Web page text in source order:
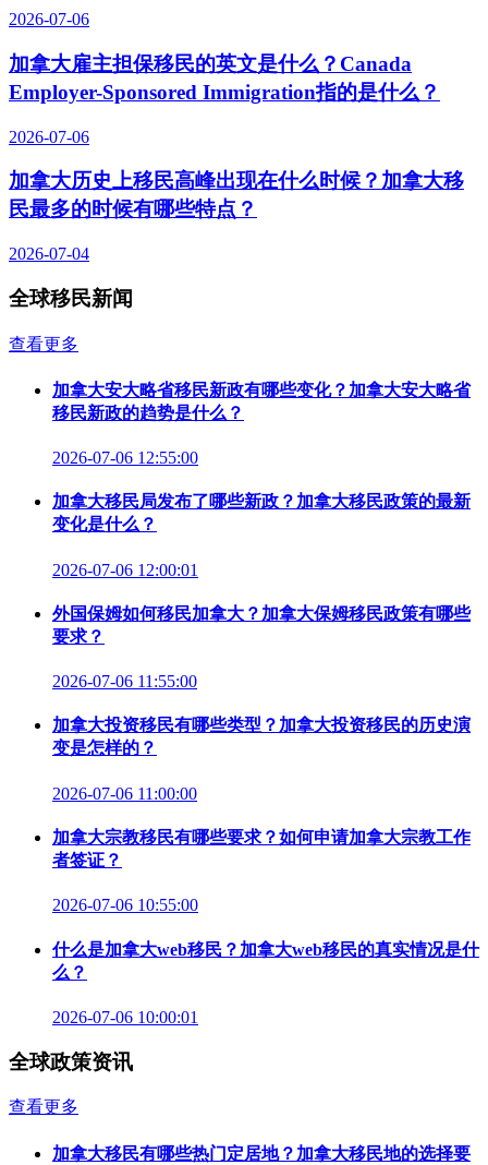
2026-07-06
加拿大雇主担保移民的英文是什么？Canada
Employer-Sponsored Immigration指的是什么？
2026-07-06
加拿大历史上移民高峰出现在什么时候？加拿大移
民最多的时候有哪些特点？
2026-07-04
全球移民新闻
查看更多
加拿大安大略省移民新政有哪些变化？加拿大安大略省
移民新政的趋势是什么？
2026-07-06 12:55:00
加拿大移民局发布了哪些新政？加拿大移民政策的最新
变化是什么？
2026-07-06 12:00:01
外国保姆如何移民加拿大？加拿大保姆移民政策有哪些
要求？
2026-07-06 11:55:00
加拿大投资移民有哪些类型？加拿大投资移民的历史演
变是怎样的？
2026-07-06 11:00:00
加拿大宗教移民有哪些要求？如何申请加拿大宗教工作
者签证？
2026-07-06 10:55:00
什么是加拿大web移民？加拿大web移民的真实情况是什
么？
2026-07-06 10:00:01
全球政策资讯
查看更多
加拿大移民有哪些热门定居地？加拿大移民地的选择要